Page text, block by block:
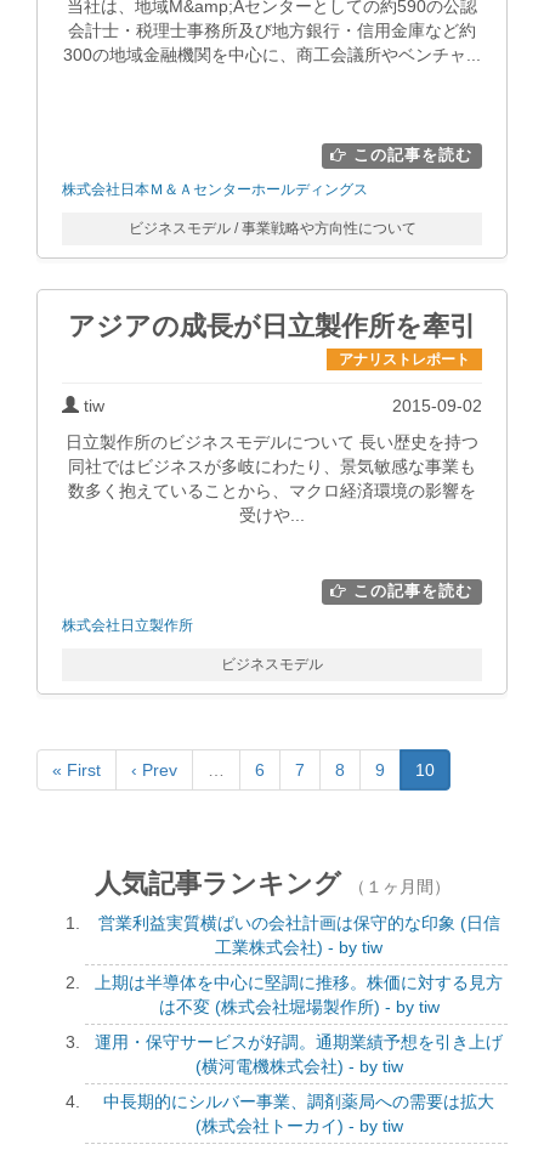
当社は、地域M&amp;Aセンターとしての約590の公認
会計士・税理士事務所及び地方銀行・信用金庫など約
300の地域金融機関を中心に、商工会議所やベンチャ...
この記事を読む
株式会社日本Ｍ＆Ａセンターホールディングス
ビジネスモデル / 事業戦略や方向性について
アジアの成長が日立製作所を牽引
アナリストレポート
tiw
2015-09-02
日立製作所のビジネスモデルについて 長い歴史を持つ
同社ではビジネスが多岐にわたり、景気敏感な事業も
数多く抱えていることから、マクロ経済環境の影響を
受けや...
この記事を読む
株式会社日立製作所
ビジネスモデル
« First ‹ Prev 6 7 8 9 10
人気記事ランキング
（１ヶ月間）
営業利益実質横ばいの会社計画は保守的な印象 (日信
工業株式会社) - by tiw
上期は半導体を中心に堅調に推移。株価に対する見方
は不変 (株式会社堀場製作所) - by tiw
運用・保守サービスが好調。通期業績予想を引き上げ
(横河電機株式会社) - by tiw
中長期的にシルバー事業、調剤薬局への需要は拡大
(株式会社トーカイ) - by tiw